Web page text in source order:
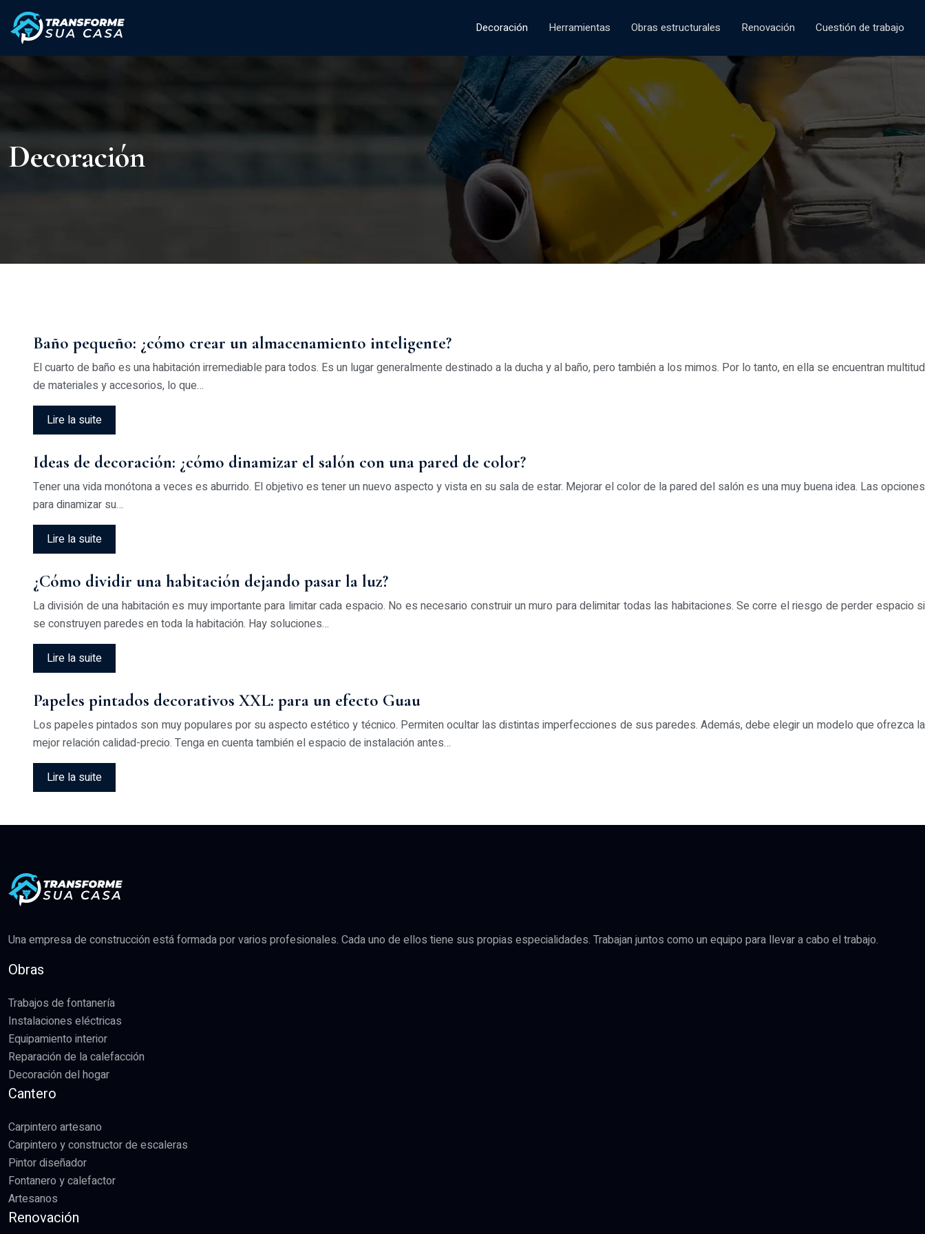
Decoración Herramientas Obras estructurales Renovación Cuestión de trabajo
Decoración
Baño pequeño: ¿cómo crear un almacenamiento inteligente?
El cuarto de baño es una habitación irremediable para todos. Es un lugar generalmente destinado a la ducha y al baño, pero también a los mimos. Por lo tanto, en ella se encuentran multitud
de materiales y accesorios, lo que…
Lire la suite
Ideas de decoración: ¿cómo dinamizar el salón con una pared de color?
Tener una vida monótona a veces es aburrido. El objetivo es tener un nuevo aspecto y vista en su sala de estar. Mejorar el color de la pared del salón es una muy buena idea. Las opciones
para dinamizar su…
Lire la suite
¿Cómo dividir una habitación dejando pasar la luz?
La división de una habitación es muy importante para limitar cada espacio. No es necesario construir un muro para delimitar todas las habitaciones. Se corre el riesgo de perder espacio si
se construyen paredes en toda la habitación. Hay soluciones…
Lire la suite
Papeles pintados decorativos XXL: para un efecto Guau
Los papeles pintados son muy populares por su aspecto estético y técnico. Permiten ocultar las distintas imperfecciones de sus paredes. Además, debe elegir un modelo que ofrezca la
mejor relación calidad-precio. Tenga en cuenta también el espacio de instalación antes…
Lire la suite
Una empresa de construcción está formada por varios profesionales. Cada uno de ellos tiene sus propias especialidades. Trabajan juntos como un equipo para llevar a cabo el trabajo.
Obras
Trabajos de fontanería
Instalaciones eléctricas
Equipamiento interior
Reparación de la calefacción
Decoración del hogar
Cantero
Carpintero artesano
Carpintero y constructor de escaleras
Pintor diseñador
Fontanero y calefactor
Artesanos
Renovación